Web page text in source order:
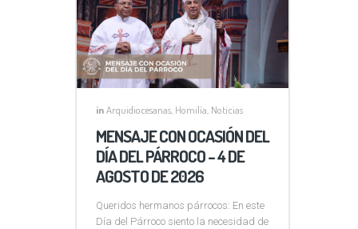
inArquidiocesanas Homilía Noticias
MENSAJE CON OCASIÓN DEL
DÍA DEL PÁRROCO – 4 DE
AGOSTO DE 2026
Queridos hermanos párrocos: En este
Día del Párroco siento la necesidad de